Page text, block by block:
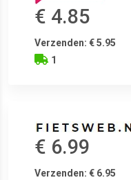
€ 4.85
Verzenden: € 5.95
1
€ 6.99
Verzenden: € 6.95